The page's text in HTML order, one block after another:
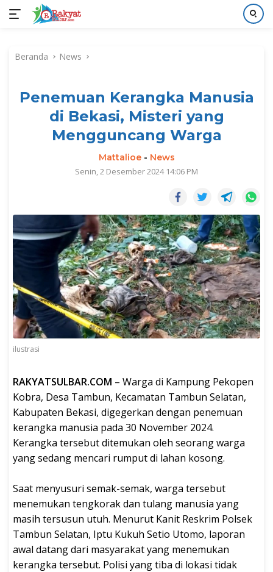
kontenBeranda News
Penemuan Kerangka Manusia
di Bekasi, Misteri yang
Mengguncang Warga
Mattalioe- News
Senin, 2 Desember 2024 14:06 PM
ilustrasi
RAKYATSULBAR.COM – Warga di Kampung Pekopen
Kobra, Desa Tambun, Kecamatan Tambun Selatan,
Kabupaten Bekasi, digegerkan dengan penemuan
kerangka manusia pada 30 November 2024.
Kerangka tersebut ditemukan oleh seorang warga
yang sedang mencari rumput di lahan kosong.
Saat menyusuri semak-semak, warga tersebut
menemukan tengkorak dan tulang manusia yang
masih tersusun utuh. Menurut Kanit Reskrim Polsek
Tambun Selatan, Iptu Kukuh Setio Utomo, laporan
awal datang dari masyarakat yang menemukan
kerangka tersebut. Polisi yang tiba di lokasi tidak